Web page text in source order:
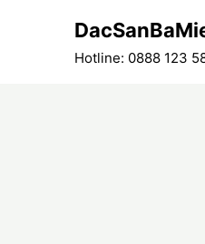
Hotline: 0888 123